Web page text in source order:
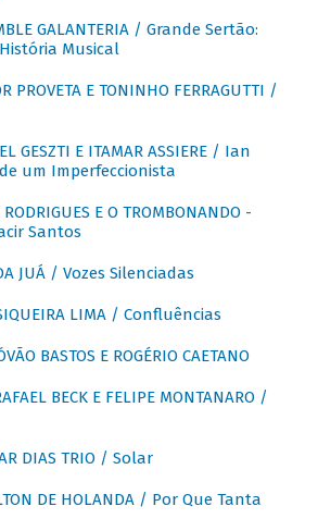
GALANTERIA / Grande Sertão:
Musical
PROVETA E TONINHO FERRAGUTTI /
GESZTI E ITAMAR ASSIERE / Ian
um Imperfeccionista
RODRIGUES E O TROMBONANDO -
Santos
JUÁ / Vozes Silenciadas
LIMA / Confluências
BASTOS E ROGÉRIO CAETANO
BECK E FELIPE MONTANARO /
DIAS TRIO / Solar
DE HOLANDA / Por Que Tanta